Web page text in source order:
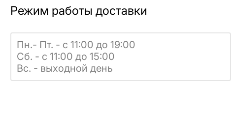
Режим работы доставки
Пн.- Пт. - с 11:00 до 19:00
Сб. - с 11:00 до 15:00
Вс. - выходной день